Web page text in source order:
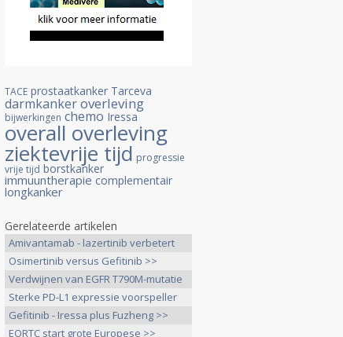
TACE prostaatkanker Tarceva
darmkankeroverleving
bijwerkingen chemo Iressa
overall overleving
ziektevrije tijd progressie
vrije tijd borstkanker
immuuntherapie complementair
longkanker
Gerelateerde artikelen
Amivantamab - lazertinib verbetert
>>
Osimertinib versus Gefitinib >>
Verdwijnen van EGFR T790M-mutatie
>>
Sterke PD-L1 expressie voorspeller
>>
Gefitinib - Iressa plus Fuzheng >>
EORTC start grote Europese >>